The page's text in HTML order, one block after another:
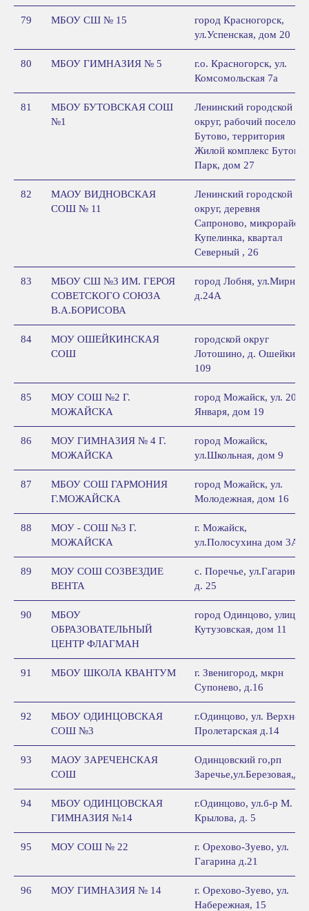
79 МБОУ СШ № 15
город Красногорск,
ул.Успенская, дом 20
80 МБОУ ГИМНАЗИЯ № 5
г.о. Красногорск, ул.
Комсомольская 7а
81
МБОУ БУТОВСКАЯ СОШ
№1
Ленинский городской
округ, рабочий поселок
Бутово, территория
Жилой комплекс Бутово-
Парк, дом 27
82
МАОУ ВИДНОВСКАЯ
СОШ № 11
Ленинский городской
округ, деревня
Сапроново, микрорайон
Купелинка, квартал
Северный , 26
83
МБОУ СШ №3 ИМ. ГЕРОЯ
СОВЕТСКОГО СОЮЗА
В.А.БОРИСОВА
город Лобня, ул.Мирная,
д.24А
84
МОУ ОШЕЙКИНСКАЯ
СОШ
городской округ
Лотошино, д. Ошейкино,
109
85
МОУ СОШ №2 Г.
МОЖАЙСКА
город Можайск, ул. 20
Января, дом 19
86
МОУ ГИМНАЗИЯ № 4 Г.
МОЖАЙСКА
город Можайск,
ул.Школьная, дом 9
87
МБОУ СОШ ГАРМОНИЯ
Г.МОЖАЙСКА
город Можайск, ул.
Молодежная, дом 16
88
МОУ - СОШ №3 Г.
МОЖАЙСКА
г. Можайск,
ул.Полосухина дом 3А
89
МОУ СОШ СОЗВЕЗДИЕ
ВЕНТА
с. Поречье, ул.Гагарина,
д. 25
90
МБОУ
ОБРАЗОВАТЕЛЬНЫЙ
ЦЕНТР ФЛАГМАН
город Одинцово, улица
Кутузовская, дом 11
91 МБОУ ШКОЛА КВАНТУМ
г. Звенигород, мкрн
Супонево, д.16
92
МБОУ ОДИНЦОВСКАЯ
СОШ №3
г.Одинцово, ул. Верхне-
Пролетарская д.14
93
МАОУ ЗАРЕЧЕНСКАЯ
СОШ
Одинцовский го,рп
Заречье,ул.Березовая,д.1
94
МБОУ ОДИНЦОВСКАЯ
ГИМНАЗИЯ №14
г.Одинцово, ул.б-р М.
Крылова, д. 5
95 МОУ СОШ № 22
г. Орехово-Зуево, ул.
Гагарина д.21
96 МОУ ГИМНАЗИЯ № 14
г. Орехово-Зуево, ул.
Набережная, 15